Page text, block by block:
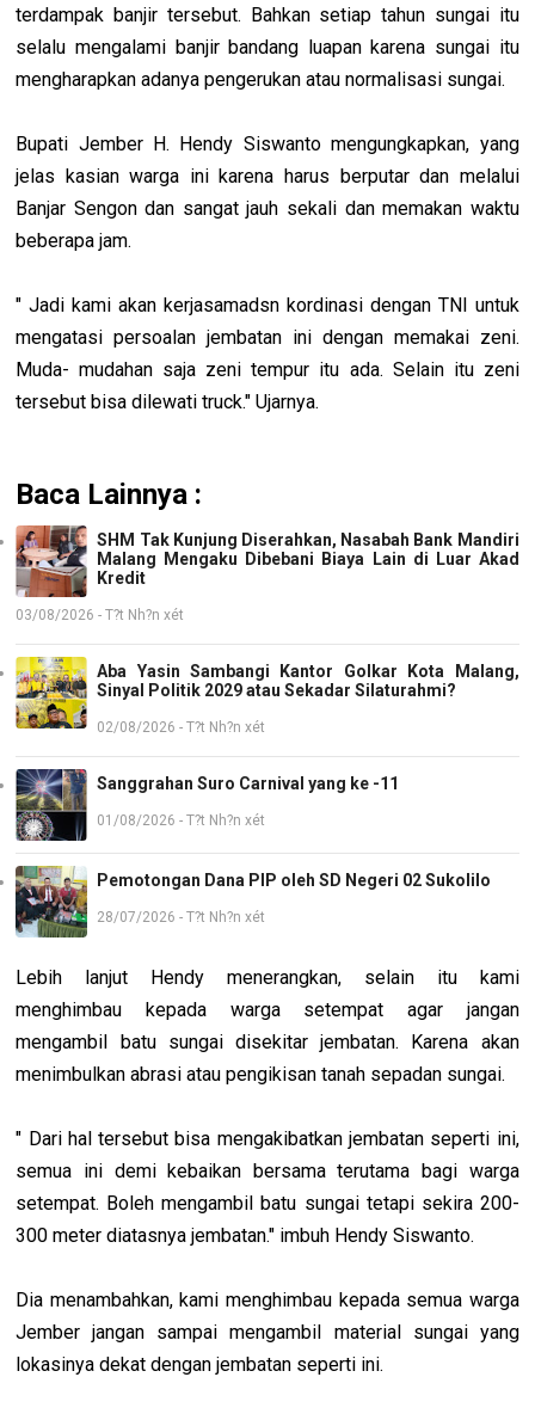
terdampak banjir tersebut. Bahkan setiap tahun sungai itu
selalu mengalami banjir bandang luapan karena sungai itu
mengharapkan adanya pengerukan atau normalisasi sungai.
Bupati Jember H. Hendy Siswanto mengungkapkan, yang
jelas kasian warga ini karena harus berputar dan melalui
Banjar Sengon dan sangat jauh sekali dan memakan waktu
beberapa jam.
" Jadi kami akan kerjasamadsn kordinasi dengan TNI untuk
mengatasi persoalan jembatan ini dengan memakai zeni.
Muda- mudahan saja zeni tempur itu ada. Selain itu zeni
tersebut bisa dilewati truck." Ujarnya.
Baca Lainnya :
SHM Tak Kunjung Diserahkan, Nasabah Bank Mandiri
Malang Mengaku Dibebani Biaya Lain di Luar Akad
Kredit
03/08/2026 - T?t Nh?n xét
Aba Yasin Sambangi Kantor Golkar Kota Malang,
Sinyal Politik 2029 atau Sekadar Silaturahmi?
02/08/2026 - T?t Nh?n xét
Sanggrahan Suro Carnival yang ke -11
01/08/2026 - T?t Nh?n xét
Pemotongan Dana PIP oleh SD Negeri 02 Sukolilo
28/07/2026 - T?t Nh?n xét
Lebih lanjut Hendy menerangkan, selain itu kami
menghimbau kepada warga setempat agar jangan
mengambil batu sungai disekitar jembatan. Karena akan
menimbulkan abrasi atau pengikisan tanah sepadan sungai.
" Dari hal tersebut bisa mengakibatkan jembatan seperti ini,
semua ini demi kebaikan bersama terutama bagi warga
setempat. Boleh mengambil batu sungai tetapi sekira 200-
300 meter diatasnya jembatan." imbuh Hendy Siswanto.
Dia menambahkan, kami menghimbau kepada semua warga
Jember jangan sampai mengambil material sungai yang
lokasinya dekat dengan jembatan seperti ini.